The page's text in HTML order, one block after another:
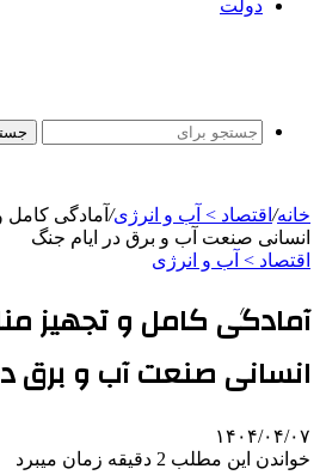
دولت
خانه/ اقتصاد > آب و انرژی/ آمادگی
انسانی صنعت آب و برق در ایام جنگ
اقتصاد > آب و انرژی
آمادگی کامل و تجهیز
انسانی صنعت آب و برق
۱۴۰۴/۰۴/۰۷
خواندن این مطلب 2 دقیقه زمان میبرد